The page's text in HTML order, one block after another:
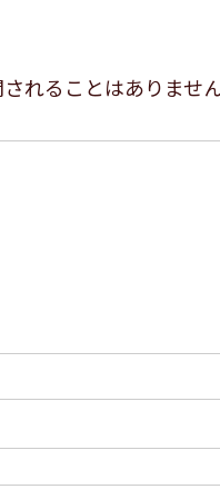
れることはありませ